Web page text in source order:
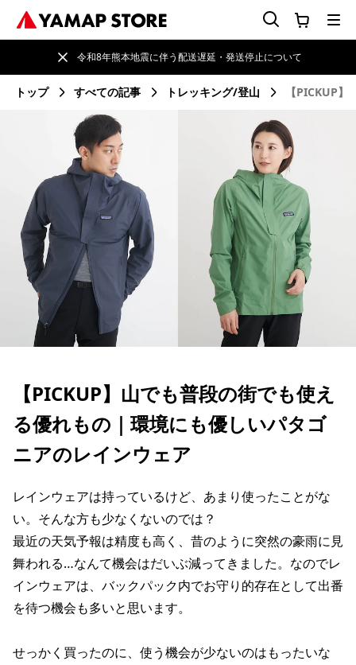
令和8年熊本地震に伴う配送遅延・発送停止について
トップ すべての記事 トレッキング/登山 【PICKUP
【PICKUP】山でも普段の街でも使え
る優れもの｜環境にも優しいパタゴ
ニアのレインウェア
レインウェアは持っているけど、あまり使ったことがな
い。そんな方も少なくないのでは？
最近の天気予報は精度も高く、昔のように突然の豪雨に見
舞われる…なんて機会はだいぶ減ってきました。なのでレ
インウェアは、バックパック内でお守り的存在として出番
を待つ機会も多いと思います。
せっかく買ったのに、使う機会が少ないのはもったいな